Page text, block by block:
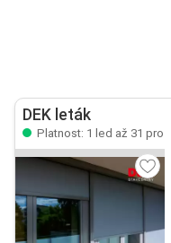
DEK leták
Platnost: 1 led až 31 pro